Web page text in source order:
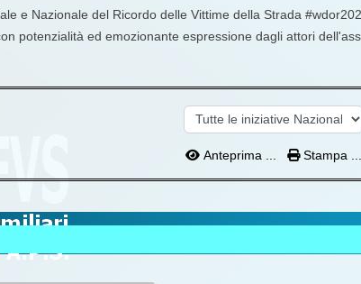
e Nazionale del Ricordo delle Vittime della Strada
potenzialità ed emozionante espressione dagli attori
Anteprima ... Stampa ...